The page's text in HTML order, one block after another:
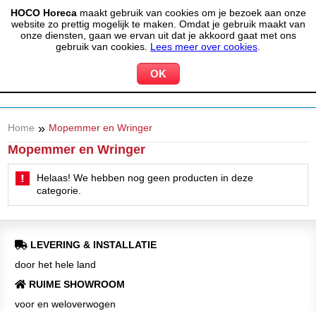
HOCO Horecamaakt gebruik van cookies om je bezoek aan onze
website zo prettig mogelijk te maken. Omdat je gebruik maakt van
onze diensten, gaan we ervan uit dat je akkoord gaat met ons
gebruik van cookies. Lees meer over cookies
(020) 497 6325 info@hocohoreca.nl
MIJN ACCOUNT 0 WINKELWAGEN
Home » Mopemmer en Wringer
Mopemmer en Wringer
Helaas! We hebben nog geen producten in deze
categorie.
LEVERING & INSTALLATIE
door het hele land
RUIME SHOWROOM
voor en weloverwogen